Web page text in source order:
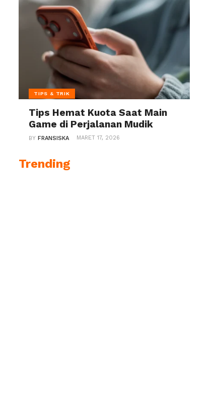
TIPS & TRIK
Tips Hemat Kuota Saat Main
Game di Perjalanan Mudik
BYFRANSISKA MARET 17, 2026
Trending